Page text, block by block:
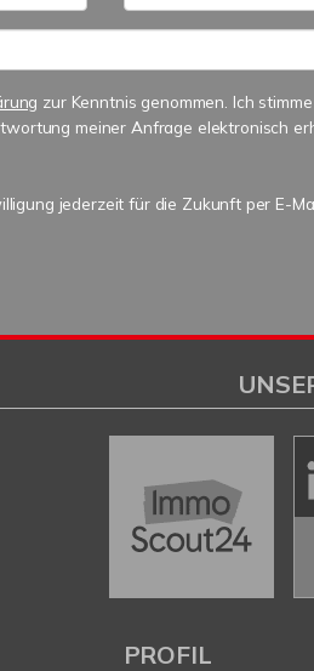
zur Kenntnis genommen. Ich
meiner Anfrage elektronisch
jederzeit für die Zukunft per E-
PROFIL